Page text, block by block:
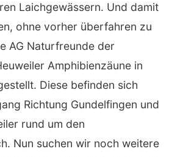
Laichgewässern. Und damit
ohne vorher überfahren zu
AG Naturfreunde der
Amphibienzäune in
Diese befinden sich
Richtung Gundelfingen und
rund um den
Nun suchen wir noch weitere